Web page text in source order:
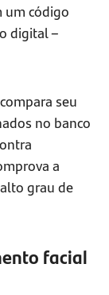
um código
digital –
seu
no banco
a
grau de
facial